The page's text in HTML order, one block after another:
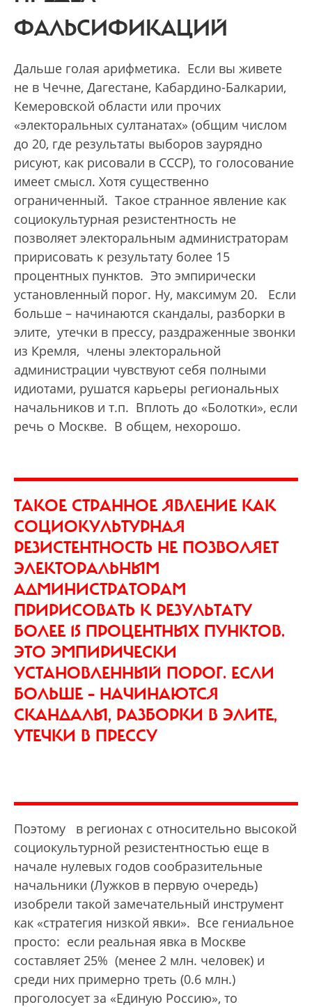
ФАЛЬСИФИКАЦИЙ
Дальше голая арифметика. Если вы живете
не в Чечне, Дагестане, Кабардино-Балкарии,
Кемеровской области или прочих
«электоральных султанатах» (общим числом
до 20, где результаты выборов заурядно
рисуют, как рисовали в СССР), то голосование
имеет смысл. Хотя существенно
ограниченный. Такое странное явление как
социокультурная резистентность не
позволяет электоральным администраторам
пририсовать к результату более 15
процентных пунктов. Это эмпирически
установленный порог. Ну, максимум 20. Если
больше – начинаются скандалы, разборки в
элите, утечки в прессу, раздраженные звонки
из Кремля, члены электоральной
администрации чувствуют себя полными
идиотами, рушатся карьеры региональных
начальников и т.п. Вплоть до «Болотки», если
речь о Москве. В общем, нехорошо.
ТАКОЕ СТРАННОЕ ЯВЛЕНИЕ КАК
СОЦИОКУЛЬТУРНАЯ
РЕЗИСТЕНТНОСТЬ НЕ ПОЗВОЛЯЕТ
ЭЛЕКТОРАЛЬНЫМ
АДМИНИСТРАТОРАМ
ПРИРИСОВАТЬ К РЕЗУЛЬТАТУ
БОЛЕЕ 15 ПРОЦЕНТНЫХ ПУНКТОВ.
ЭТО ЭМПИРИЧЕСКИ
УСТАНОВЛЕННЫЙ ПОРОГ. ЕСЛИ
БОЛЬШЕ – НАЧИНАЮТСЯ
СКАНДАЛЫ, РАЗБОРКИ В ЭЛИТЕ,
УТЕЧКИ В ПРЕССУ
Поэтому в регионах с относительно высокой
социокультурной резистентностью еще в
начале нулевых годов сообразительные
начальники (Лужков в первую очередь)
изобрели такой замечательный инструмент
как «стратегия низкой явки». Все гениальное
просто: если реальная явка в Москве
составляет 25% (менее 2 млн. человек) и
среди них примерно треть (0.6 млн.)
проголосует за «Единую Россию», то